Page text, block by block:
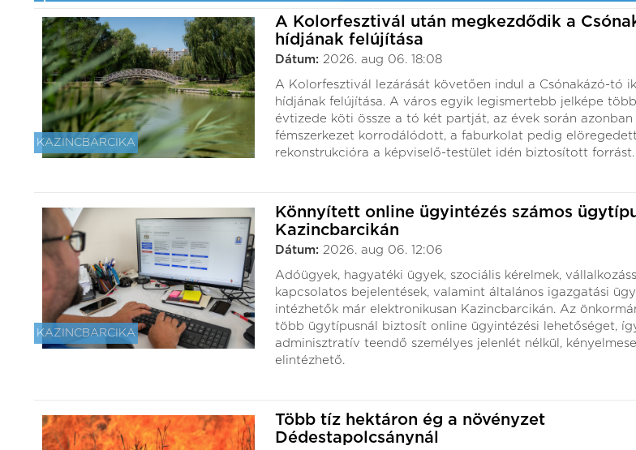
KAZINCBARCIKA
A Kolorfesztivál után megkezdődik a
hídjának felújítása
Dátum: 2026. aug 06. 18:08
A Kolorfesztivál lezárását követően indul a Csónakázó-tó
hídjának felújítása. A város egyik legismertebb jelképe
évtizede köti össze a tó két partját, az évek során azonban
fémszerkezet korrodálódott, a faburkolat pedig
rekonstrukcióra a képviselő-testület idén biztosított forrást.
KAZINCBARCIKA
Könnyített online ügyintézés számos
Kazincbarcikán
Dátum: 2026. aug 06. 12:06
Adóügyek, hagyatéki ügyek, szociális kérelmek,
kapcsolatos bejelentések, valamint általános igazgatási
intézhetők már elektronikusan Kazincbarcikán. Az
több ügytípusnál biztosít online ügyintézési lehetőséget,
adminisztratív teendő személyes jelenlét nélkül,
elintézhető.
Több tíz hektáron ég a növényzet
Dédestapolcsánynál